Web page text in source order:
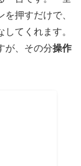
押すだけで、
てくれます。
が、その分操作